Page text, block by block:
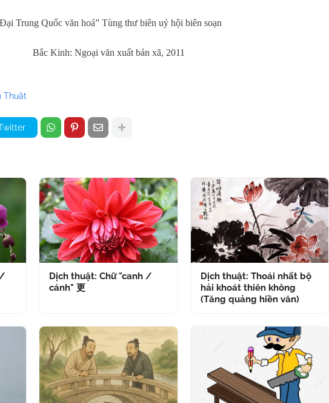
Trung Quốc văn hoá” Tùng thư biên uỷ hội biên soạn
Bắc Kinh: Ngoại văn xuất bản xã, 2011
Thuật
/
Dịch thuật: Chữ "canh /
cánh" 更
Dịch thuật: Thoái nhất bộ
hải khoát thiên không
(Tăng quảng hiền văn)